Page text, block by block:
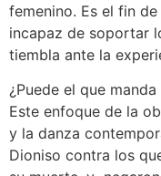
femenino. Es el fin
incapaz de soportar
tiembla ante la
¿Puede el que
Este enfoque de la
y la danza
Dioniso contra los